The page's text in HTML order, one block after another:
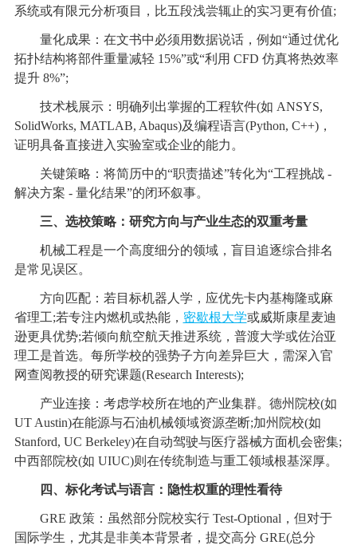
系统或有限元分析项目，比五段浅尝辄止的实习更有价值;
量化成果：在文书中必须用数据说话，例如“通过优化
拓扑结构将部件重量减轻 15%”或“利用 CFD 仿真将热效率
提升 8%”;
技术栈展示：明确列出掌握的工程软件(如 ANSYS,
SolidWorks, MATLAB, Abaqus)及编程语言(Python, C++)，
证明具备直接进入实验室或企业的能力。
关键策略：将简历中的“职责描述”转化为“工程挑战 -
解决方案 - 量化结果”的闭环叙事。
三、选校策略：研究方向与产业生态的双重考量
机械工程是一个高度细分的领域，盲目追逐综合排名
是常见误区。
方向匹配：若目标机器人学，应优先卡内基梅隆或麻
省理工;若专注内燃机或热能， 密歇根大学或威斯康星麦迪
逊更具优势;若倾向航空航天推进系统，普渡大学或佐治亚
理工是首选。每所学校的强势子方向差异巨大，需深入官
网查阅教授的研究课题(Research Interests);
产业连接：考虑学校所在地的产业集群。德州院校(如
UT Austin)在能源与石油机械领域资源垄断;加州院校(如
Stanford, UC Berkeley)在自动驾驶与医疗器械方面机会密集;
中西部院校(如 UIUC)则在传统制造与重工领域根基深厚。
四、标化考试与语言：隐性权重的理性看待
GRE 政策：虽然部分院校实行 Test-Optional，但对于
国际学生，尤其是非美本背景者，提交高分 GRE(总分